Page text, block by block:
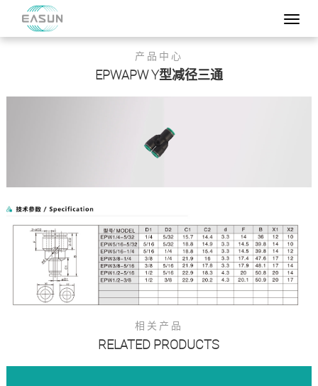
产品中心
EPWAPW Y型减径三通
相关产品
RELATED PRODUCTS